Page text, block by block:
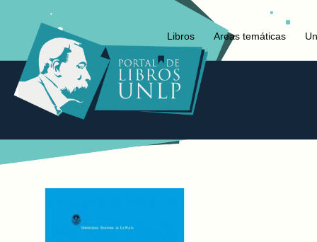
Libros Areas temáticas